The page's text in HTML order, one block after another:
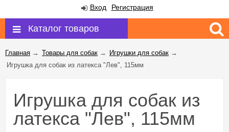
Вход
Регистрация
Каталог товаров
Главная → Товары для собак → Игрушки для собак →
Игрушка для собак из латекса "Лев", 115мм
Игрушка для собак из
латекса "Лев", 115мм